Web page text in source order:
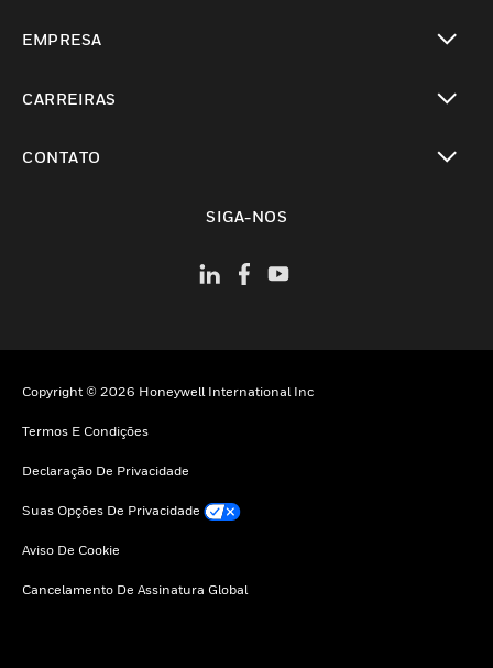
EMPRESA
CARREIRAS
CONTATO
SIGA-NOS
Copyright © 2026 Honeywell International Inc
Termos E Condições
Declaração De Privacidade
Suas Opções De Privacidade
Aviso De Cookie
Cancelamento De Assinatura Global